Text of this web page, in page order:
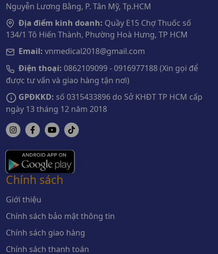
Nguyễn Lương Bằng, P. Tân Mỹ, Tp.HCM
Địa điểm kinh doanh: Quầy E15 Chợ Thuốc số
134/1 Tô Hiến Thành, Phường Hoà Hưng, TP HCM
Email: vnmedical2018@gmail.com
Điện thoại: 0862109099 - 0916977188 (Xin gọi để
được tư vấn và giao hàng tận nơi)
GPĐKKD: số 0315433896 do Sở KHĐT TP HCM cấp
ngày 13 tháng 12 năm 2018
Chính sách
Giới thiệu
Chính sách bảo mật thông tin
Chính sách giao hàng
Chính sách thanh toán